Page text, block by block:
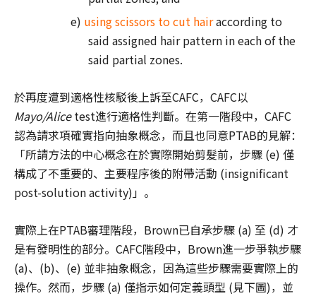
e) using scissors to cut hairaccording to
said assigned hair pattern in each of the
said partial zones.
於再度遭到適格性核駁後上訴至CAFC，CAFC以
Mayo/Alicetest進行適格性判斷。在第一階段中，CAFC
認為請求項確實指向抽象概念，而且也同意PTAB的見解：
「所請方法的中心概念在於實際開始剪髮前，步驟 (e) 僅
構成了不重要的、主要程序後的附帶活動 (insignificant
post-solution activity)」。
實際上在PTAB審理階段，Brown已自承步驟 (a) 至 (d) 才
是有發明性的部分。CAFC階段中，Brown進一步爭執步驟
(a)、(b)、(e) 並非抽象概念，因為這些步驟需要實際上的
操作。然而，步驟 (a) 僅指示如何定義頭型 (見下圖)，並